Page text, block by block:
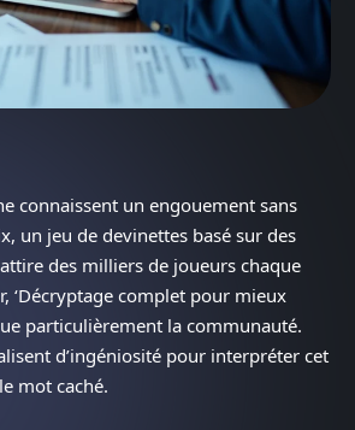
connaissent un engouement sans
un jeu de devinettes basé sur des
des milliers de joueurs chaque
‘Décryptage complet pour mieux
particulièrement la communauté.
d’ingéniosité pour interpréter cet
mot caché.